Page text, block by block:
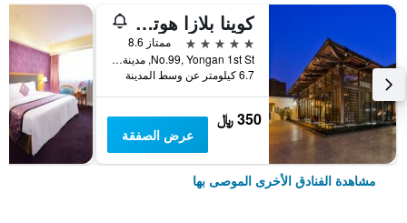
كوينا بلازا هوتل تاينان
5 نجوم
ممتاز 8.6
No.99, Yongan 1st St, مدينة تاينان, تايوان
6.7 كيلومتر عن وسط المدينة
350 ﷼
عرض الصفقة
مشاهدة الفنادق الأخرى الموصى بها